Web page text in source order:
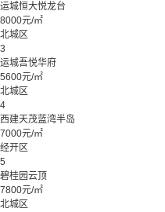
运城恒大悦龙台
8000元/㎡
北城区
3
运城吾悦华府
5600元/㎡
北城区
4
西建天茂蓝湾半岛
7000元/㎡
经开区
5
碧桂园云顶
7800元/㎡
北城区